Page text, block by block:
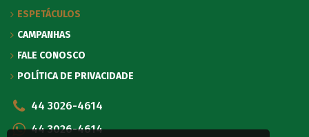
ESPETÁCULOS
CAMPANHAS
FALE CONOSCO
POLÍTICA DE PRIVACIDADE
44 3026-4614
44 3026-4614